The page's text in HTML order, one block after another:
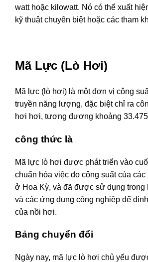
watt hoặc kilowatt. Nó có thể xuất
kỹ thuật chuyên biệt hoặc các tham
Mã Lực (Lò Hơi)
Mã lực (lò hơi) là một đơn vị công
truyền năng lượng, đặc biệt chỉ ra
hơi hơi, tương đương khoảng
công thức là
Mã lực lò hơi được phát triển vào
chuẩn hóa việc đo công suất của
ở Hoa Kỳ, và đã được sử dụng trong
và các ứng dụng công nghiệp để
của nồi hơi.
Bảng chuyển đổi
Ngày nay, mã lực lò hơi chủ yếu